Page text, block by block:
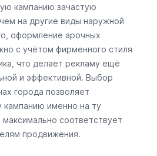
кампанию зачастую
на другие виды наружной
оформление арочных
с учётом фирменного стиля
что делает рекламу ещё
и эффективной. Выбор
города позволяет
кампанию именно на ту
соответствует
продвижения.